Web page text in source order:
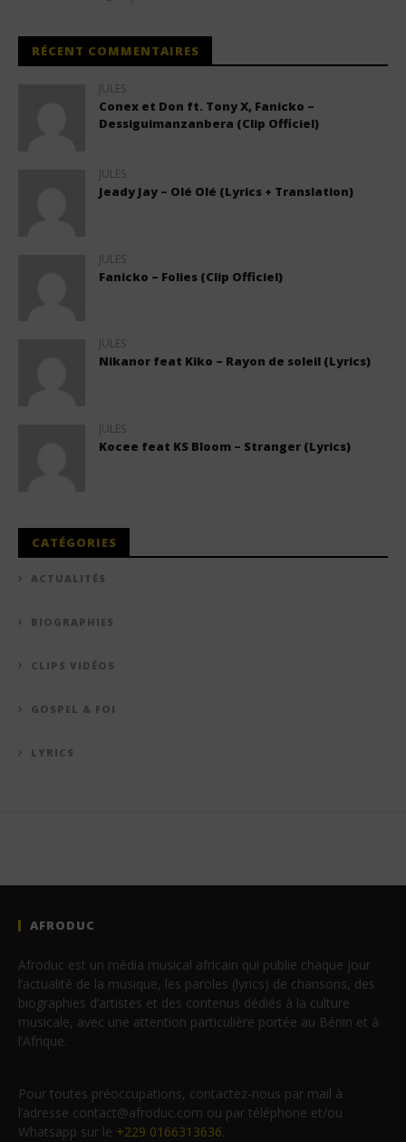
RÉCENT COMMENTAIRES
JULES
Conex et Don ft. Tony X, Fanicko –
Dessiguimanzanbera (Clip Officiel)
JULES
Jeady Jay – Olé Olé (Lyrics + Translation)
JULES
Fanicko – Folies (Clip Officiel)
JULES
Nikanor feat Kiko – Rayon de soleil (Lyrics)
JULES
Kocee feat KS Bloom – Stranger (Lyrics)
CATÉGORIES
ACTUALITÉS
BIOGRAPHIES
CLIPS VIDÉOS
GOSPEL & FOI
LYRICS
AFRODUC
Afroduc est un média musical africain qui publie chaque jour
l’actualité de la musique, les paroles (lyrics) de chansons, des
biographies d’artistes et des contenus dédiés à la culture
musicale, avec une attention particulière portée au Bénin et à
l’Afrique.
Pour toutes préoccupations, contactez-nous par mail à
l’adresse contact@afroduc.com ou par téléphone et/ou
Whatsapp sur le +229 0166313636.